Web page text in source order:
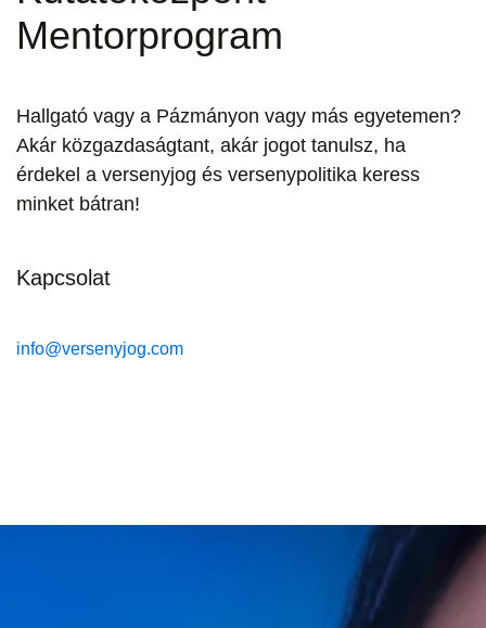
Mentorprogram
Hallgató vagy a Pázmányon vagy más egyetemen?
Akár közgazdaságtant, akár jogot tanulsz, ha
érdekel a versenyjog és versenypolitika keress
minket bátran!
Kapcsolat
info@versenyjog.com